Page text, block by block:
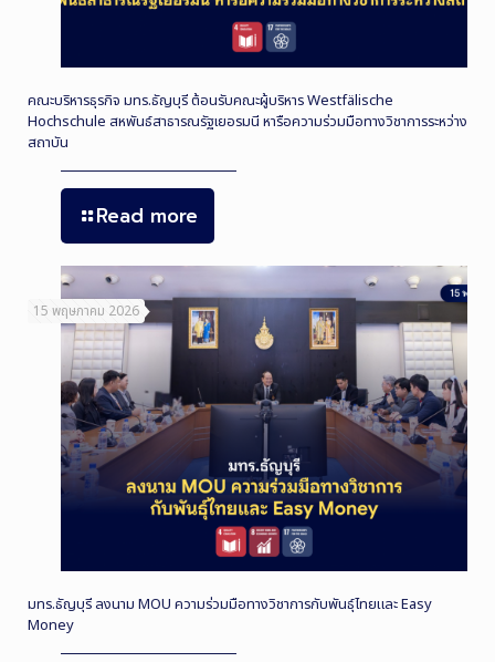
คณะบริหารธุรกิจ มทร.ธัญบุรี ต้อนรับคณะผู้บริหาร Westfälische
Hochschule สหพันธ์สาธารณรัฐเยอรมนี หารือความร่วมมือทางวิชาการระหว่าง
สถาบัน
Read more
15 พฤษภาคม 2026
มทร.ธัญบุรี ลงนาม MOU ความร่วมมือทางวิชาการกับพันธุ์ไทยและ Easy
Money